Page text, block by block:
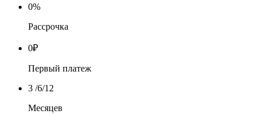
0%
Рассрочка
0₽
Первый платеж
3 /6/12
Месяцев